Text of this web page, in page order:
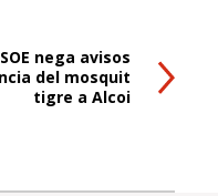
nega avisos
del mosquit
tigre a Alcoi